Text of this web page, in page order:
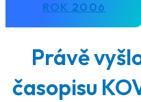
ROK 2006
Právě
časopisu